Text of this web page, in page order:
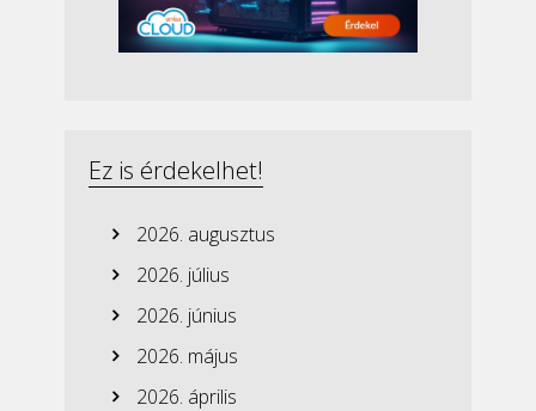
Ez is érdekelhet!
2026. augusztus
2026. július
2026. június
2026. május
2026. április